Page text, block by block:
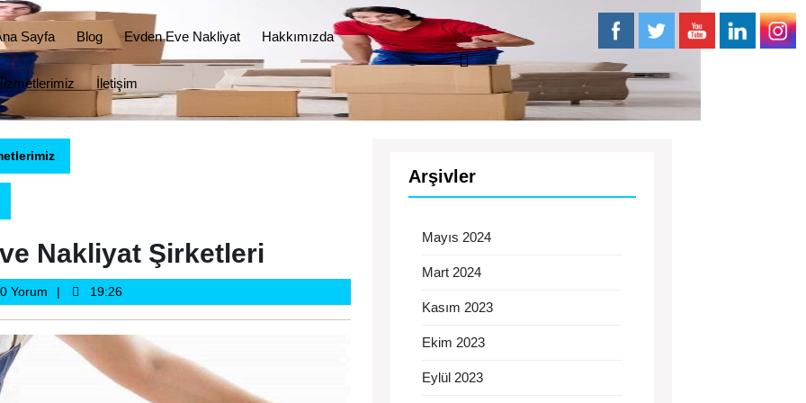
Sayfa Blog Evden Eve Nakliyat Hakkımızda
İletişim
Nakliyat Şirketleri
0 Yorum 19:26
Arşivler
Mayıs 2024
Mart 2024
Kasım 2023
Ekim 2023
Eylül 2023